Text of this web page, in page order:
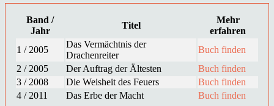
Band /
Jahr
Titel
Mehr
erfahren
1 / 2005
Das Vermächtnis der
Drachenreiter
Buch finden
2 / 2005
Der Auftrag der Ältesten
Buch finden
3 / 2008
Die Weisheit des Feuers
Buch finden
4 / 2011
Das Erbe der Macht Buch finden